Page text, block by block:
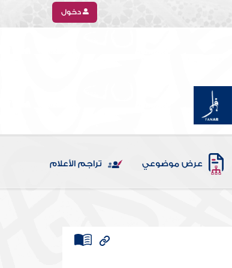
دخول
عرض موضوعي تراجم الأعلام